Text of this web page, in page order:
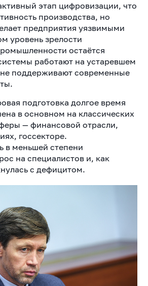
этап цифровизации, что
производства, но
предприятия уязвимыми
уровень зрелости
остаётся
работают на устаревшем
поддерживают современные
подготовка долгое время
в основном на классических
— финансовой отрасли,
госсекторе.
в меньшей степени
на специалистов и, как
с дефицитом.